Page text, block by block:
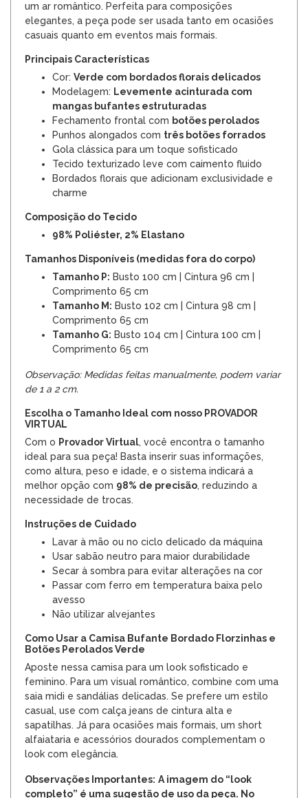
um ar romântico. Perfeita para composições
elegantes, a peça pode ser usada tanto em ocasiões
casuais quanto em eventos mais formais.
Principais Características
Cor: Verde com bordados florais delicados
Modelagem: Levemente acinturada com
mangas bufantes estruturadas
Fechamento frontal com botões perolados
Punhos alongados com três botões forrados
Gola clássica para um toque sofisticado
Tecido texturizado leve com caimento fluido
Bordados florais que adicionam exclusividade e
charme
Composição do Tecido
98% Poliéster, 2% Elastano
Tamanhos Disponíveis (medidas fora do corpo)
Tamanho P: Busto 100 cm | Cintura 96 cm |
Comprimento 65 cm
Tamanho M: Busto 102 cm | Cintura 98 cm |
Comprimento 65 cm
Tamanho G: Busto 104 cm | Cintura 100 cm |
Comprimento 65 cm
Observação: Medidas feitas manualmente, podem variar
de 1 a 2 cm.
Escolha o Tamanho Ideal com nosso PROVADOR
VIRTUAL
Com o Provador Virtual, você encontra o tamanho
ideal para sua peça! Basta inserir suas informações,
como altura, peso e idade, e o sistema indicará a
melhor opção com 98% de precisão, reduzindo a
necessidade de trocas.
Instruções de Cuidado
Lavar à mão ou no ciclo delicado da máquina
Usar sabão neutro para maior durabilidade
Secar à sombra para evitar alterações na cor
Passar com ferro em temperatura baixa pelo
avesso
Não utilizar alvejantes
Como Usar a Camisa Bufante Bordado Florzinhas e
Botões Perolados Verde
Aposte nessa camisa para um look sofisticado e
feminino. Para um visual romântico, combine com uma
saia midi e sandálias delicadas. Se prefere um estilo
casual, use com calça jeans de cintura alta e
sapatilhas. Já para ocasiões mais formais, um short
alfaiataria e acessórios dourados complementam o
look com elegância.
Observações Importantes: A imagem do “look
completo” é uma sugestão de uso da peça. No